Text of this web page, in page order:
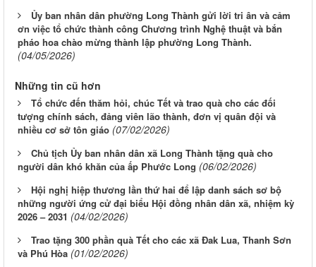
Ủy ban nhân dân phường Long Thành gửi lời tri ân và cảm
ơn việc tổ chức thành công Chương trình Nghệ thuật và bắn
pháo hoa chào mừng thành lập phường Long Thành.
(04/05/2026)
Những tin cũ hơn
Tổ chức đến thăm hỏi, chúc Tết và trao quà cho các đối
tượng chính sách, đảng viên lão thành, đơn vị quân đội và
nhiều cơ sở tôn giáo (07/02/2026)
Chủ tịch Ủy ban nhân dân xã Long Thành tặng quà cho
người dân khó khăn của ấp Phước Long (06/02/2026)
Hội nghị hiệp thương lần thứ hai để lập danh sách sơ bộ
những người ứng cử đại biểu Hội đồng nhân dân xã, nhiệm kỳ
2026 – 2031 (04/02/2026)
Trao tặng 300 phần quà Tết cho các xã Đak Lua, Thanh Sơn
và Phú Hòa (01/02/2026)